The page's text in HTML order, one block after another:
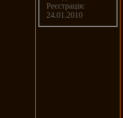
Реєстрація:
24.01.2010